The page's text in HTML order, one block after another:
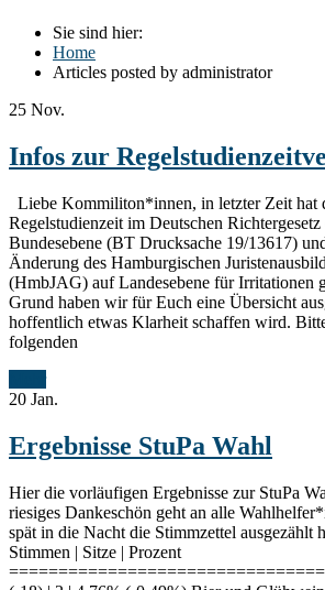
Sie sind hier:
Home
Articles posted by administrator
25 Nov.
Infos zur
Liebe Kommiliton*innen, in letzter Zeit hat
Regelstudienzeit im Deutschen
Bundesebene (BT Drucksache 19/13617)
Änderung des Hamburgischen
(HmbJAG) auf Landesebene für Irritationen
Grund haben wir für Euch eine Übersicht
hoffentlich etwas Klarheit schaffen wird.
folgenden
20 Jan.
Ergebnisse StuPa Wahl
Hier die vorläufigen Ergebnisse zur StuPa
riesiges Dankeschön geht an alle
spät in die Nacht die Stimmzettel ausgezählt
Stimmen | Sitze | Prozent